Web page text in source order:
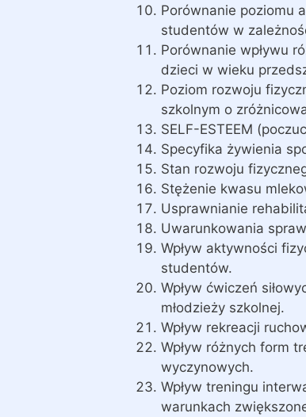
Porównanie poziomu
studentów w
Porównanie wpływu
dzieci w wieku
Poziom rozwoju
szkolnym o
SELF-ESTEEM
Specyfika żywienia
Stan rozwoju
Stężenie kwasu
Usprawnianie
Uwarunkowania
Wpływ aktywności
studentów.
Wpływ ćwiczeń
młodzieży szkolnej.
Wpływ rekreacji
Wpływ różnych form
wyczynowych.
Wpływ treningu
warunkach